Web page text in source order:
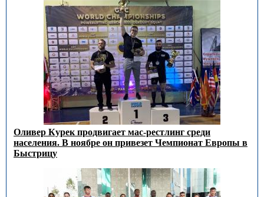
Оливер Курек продвигает мас-рестлинг среди
населения. В ноябре он привезет Чемпионат Европы в
Быстрицу